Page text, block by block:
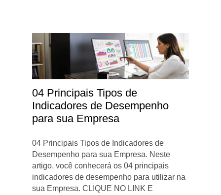
04 Principais Tipos de
Indicadores de Desempenho
para sua Empresa
04 Principais Tipos de Indicadores de
Desempenho para sua Empresa. Neste
artigo, você conhecerá os 04 principais
indicadores de desempenho para utilizar na
sua Empresa. CLIQUE NO LINK E